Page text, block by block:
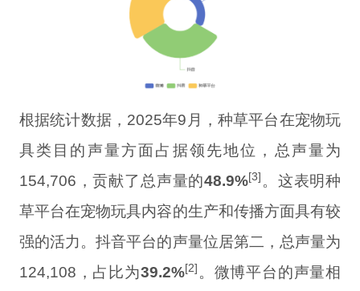
根据统计数据，2025年9月，种草平台在宠物玩
具类目的声量方面占据领先地位，总声量为
154,706，贡献了总声量的48.9%[3] 。这表明种
草平台在宠物玩具内容的生产和传播方面具有较
强的活力。抖音平台的声量位居第二，总声量为
124,108，占比为39.2%[2] 。微博平台的声量相